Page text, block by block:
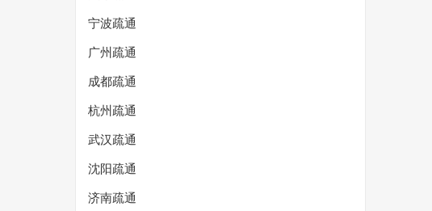
宁波疏通
广州疏通
成都疏通
杭州疏通
武汉疏通
沈阳疏通
济南疏通